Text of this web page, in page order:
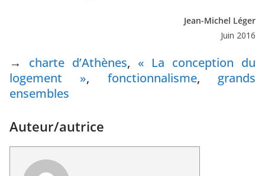
Jean-Michel Léger
Juin 2016
→ charte d’Athènes, « La conception du
logement », fonctionnalisme, grands
ensembles
Auteur/autrice